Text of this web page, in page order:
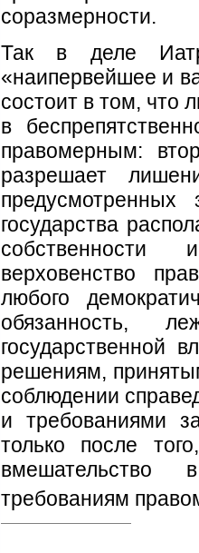
соразмерности.
Так в деле
«наипервейшее и
состоит в том, что
в
правомерным:
разрешает
государства
собственности
верховенство
любого
обязанность,
государственной
решениям,
соблюдении
и требованиями
только после
вмешательство
требованиям